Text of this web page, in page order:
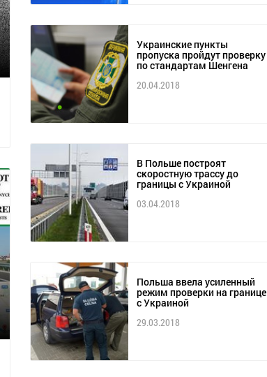
Украинские пункты
пропуска пройдут проверку
по стандартам Шенгена
20.04.2018
В Польше построят
скоростную трассу до
границы с Украиной
03.04.2018
Польша ввела усиленный
режим проверки на границе
с Украиной
29.03.2018